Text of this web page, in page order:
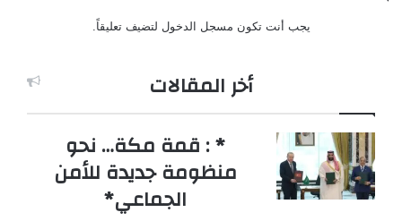
يجب أنت تكون مسجل الدخول لتضيف تعليقاً.
أخر المقالات
* : قمة مكة… نحو
منظومة جديدة للأمن
الجماعي*